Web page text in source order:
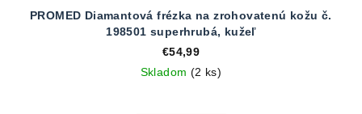
PROMED Diamantová frézka na zrohovatenú kožu č.
198501 superhrubá, kužeľ
€54,99
Skladom (2 ks)